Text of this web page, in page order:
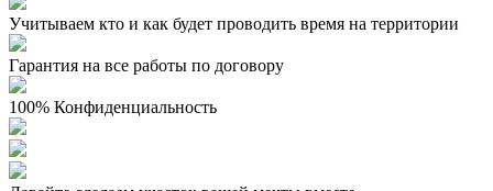
Учитываем кто и как будет проводить время на территории
Гарантия на все работы по договору
100% Конфиденциальность